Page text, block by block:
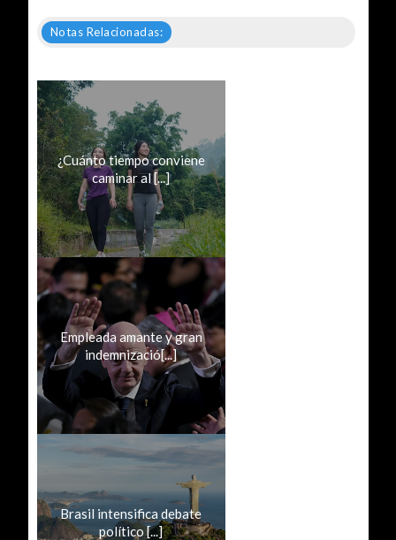
Notas Relacionadas:
¿Cuánto tiempo conviene
caminar al [...]
Empleada amante y gran
indemnizació[...]
Brasil intensifica debate
político [...]